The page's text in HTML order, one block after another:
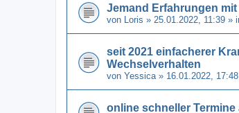
Jemand Erfahrungen
von Loris » 25.01.2022, 11:39 »
seit 2021 einfacherer
Wechselverhalten
von Yessica » 16.01.2022,
online schneller